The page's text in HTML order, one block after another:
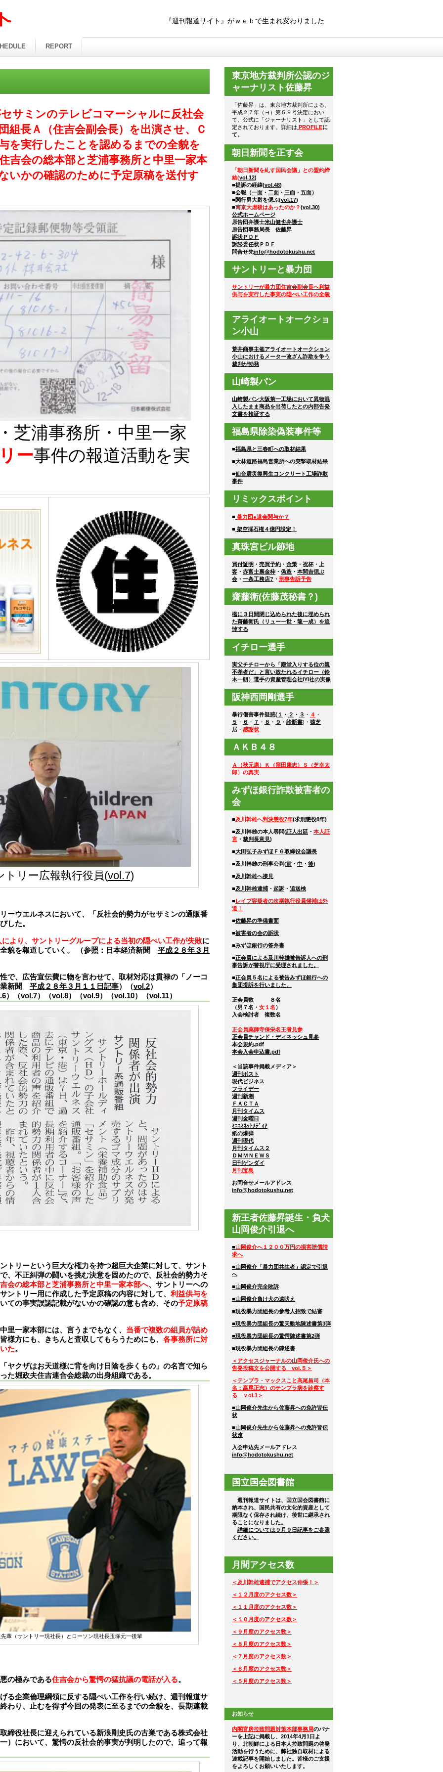
『週刊報道サイト』がｗｅｂで生まれ変わりました
サミンのテレビコマーシャルに反社会
組長Ａ（住吉会副会長）を出演させ、Ｃ
を実行したことを認めるまでの全貌を
会の総本部と芝浦事務所と中里一家本
いかの確認のために予定原稿を送付す
芝浦事務所・中里一家
ー事件の報道活動を実
トリー広報執行役員(vol.7)
ウエルネスにおいて、「反社会的勢力がセサミンの通販番
した。
より、サントリーグループによる当初の隠ぺい工作が失敗に
貌を報道していく。 （参照：日本経済新聞 平成２８年３月
、広告宣伝費に物を言わせて、取材対応は貫禄の「ノーコ
業新聞 平成２８年３月１１日記事）（vol.2）
）（vol.7）（vol.8）（vol.9）（vol.10）（vol.11）
リーという巨大な権力を持つ超巨大企業に対して、サント
、不正糾弾の闘いを挑む決意を固めたので、反社会的勢力そ
会の総本部と芝浦事務所と中里一家本部へ、サントリーへの
ントリー用に作成した予定原稿の内容に対して、 利益供与を
ての事実誤認記載がないかの確認の意も含め、その予定原稿
里一家本部には、言うまでもなく、 当番で複数の組員が詰め
様方にも、きちんと査収してもらうためにも、 各事務所に対
た。
クザはお天道様に背を向け日陰を歩くもの」の名言で知ら
た堀政夫住吉連合会総裁の出身組織である。
輩（サントリー現社長）とローソン現社長玉塚元一後輩
の極みである住吉会から驚愕の猛抗議の電話が入る。
企業倫理綱領に反する隠ぺい工作を行い続け、週刊報道サ
わり、止むを得ず今回の発表に至るまでの全貌を、長期連載
役社長に迎えられている新浪剛史氏の古巣である株式会社
）において、驚愕の反社会的事実が判明したので、追って報
REPORT
東京地方裁判所公認のジ
ャーナリスト佐藤昇
「佐藤昇」は、東京地方裁判所による、
平成２７年（ヨ）第５９号決定におい
て、公式に「ジャーナリスト」として認
定されております。詳細は PROFILEに
て。
朝日新聞を正す会
「朝日新聞を糺す国民会議」との盟約締
結(vol.12)
■提訴の経緯(vol.48)
■会報（一面 ・ 二面 ・ 三面 ・ 五面）
■関行男大尉を偲ぶ(vol.17)
■南京大虐殺はあったのか？(vol.30)
公式ホームページ
原告団弁護士米山健也弁護士
原告団事務局長 佐藤昇
訴状ＰＤＦ
訴訟委任状ＰＤＦ
問合せ先info@hodotokushu.net
サントリーと暴力団
サントリーが暴力団住吉会副会長へ利益
供与を実行した事実の隠ぺい工作の全貌
アライオートオークショ
ン小山
荒井商事主催アライオートオークション
小山におけるメーター改ざん詐欺を争う
裁判が勃発
山崎製パン
山崎製パン大阪第一工場において異物混
入したまま商品を出荷したとの内部告発
文書を検証する
福島県除染偽装事件等
■福島県と三春町への取材結果
■大林道路福島営業所への突撃取材結果
■仙台震災復興生コンクリート工場詐欺
事件
リミックスポイント
■ 暴力団●道会関与か？
■ 架空採石権４億円設定！
真珠宮ビル跡地
買付証明 ・ 売買予約 ・ 金策 ・ 祝杯・
上
客 ・ 赤富士裏金枠 ・ 偽造 ・ 本間吉偲ぶ
会 ・ 一条工務店? ・ 刑事告訴予告
齋藤衛(佐藤茂秘書？)
檻に３日間閉じ込められた後に埋められ
た齋藤衛氏（リュー一世・龍一成）を追
悼する
イチロー選手
実父チチローから「殿堂入りする位の親
不孝者だ」と言い放たれるイチロー（鈴
木一朗）選手の資産管理会社IYI社の実像
阪神西岡剛選手
暴行傷害事件疑惑( １ ・ ２ ・ ３ ・ ４ ・
５ ・ ６ ・ ７ ・ ８ ・ ９ ・ 診断書)・ 猿芝
居 ・ 感謝状
ＡＫＢ４８
Ａ（秋元康）Ｋ（窪田康志）Ｓ（芝幸太
郎）の真実
みずほ銀行詐欺被害者の
会
■及川幹雄へ判決懲役7年(求刑懲役8年)
■及川幹雄の本人尋問(証人出廷 ・ 本人証
言 ・ 裁判長意見)
■大田弘子みずほＦＧ取締役会議長
■及川幹雄の刑事公判(前 ・ 中 ・ 後)
■及川幹雄へ接見
■及川幹雄逮捕 ・ 起訴 ・ 追送検
■レイプ容疑者の次期執行役員候補は外
道！
■佐藤昇の準備書面
■被害者の会の訴状
■みずほ銀行の答弁書
■正会員による及川幹雄被告訴人への刑
事告訴が警視庁に受理されました。
■正会員５名による被告みずほ銀行への
集団提訴を行いました。
正会員数 ８名
（男７名・ 女１名）
入会検討者 複数名
正会員薬師寺保栄名王者見参
正会員チャンド・ディネッシュ見参
本会規約.pdf
本会入会申込書.pdf
＜当該事件掲載メディア＞
週刊ポスト
現代ビジネス
フライデー
週刊新潮
ＦＡＣＴＡ
月刊タイムス
週刊金曜日
ﾐﾆｺﾐﾈｯﾄﾒﾃﾞｨｱ
紙の爆弾
週刊現代
月刊タイムス２
ＤＭＭＮＥＷＳ
日刊ゲンダイ
月刊宝島
お問合せメールアドレス
info@hodotokushu.net
新王者佐藤昇誕生・負犬
山岡俊介引退へ
■山岡俊介へ１２００万円の損害賠償請
求へ
■山岡俊介「暴力団共生者」認定で引退
へ
■山岡俊介完全敗訴
■山岡俊介負け犬の遠吠え
■現役暴力団組長の参考人招致で結審
■現役暴力団組長の驚天動地陳述書第3弾
■現役暴力団組長の驚愕陳述書第2弾
■現役暴力団組長の陳述書
＜アクセスジャーナルの山岡俊介氏への
告発投稿文を公開する vol.５＞
＜テンプラ・マックスこと高尾昌司（本
名：高尾正志）のテンプラ病を診察す
る ｖol.1＞
■山岡俊介先生から佐藤昇への免許皆伝
状
■山岡俊介先生から佐藤昇への免許皆伝
状改
入会申込先メールアドレス
info@hodotokushu.net
国立国会図書館
週刊報道サイトは、国立国会図書館に
納本され、国民共有の文化的資産として
期限なく保存され続け、後世に継承され
ることになりました。
詳細については９月９日記事をご参照
ください。
月間アクセス数
＜及川幹雄逮捕でアクセス伸張！＞
＜１２月度のアクセス数＞
＜１１月度のアクセス数＞
＜１０月度のアクセス数＞
＜９月度のアクセス数＞
＜８月度のアクセス数＞
＜７月度のアクセス数＞
＜６月度のアクセス数＞
＜５月度のアクセス数＞
お知らせ
内閣官房拉致問題対策本部事務局のバナ
ーを上記に掲載し、2014年4月1日よ
り、北朝鮮による日本人拉致問題の啓発
活動を行うために、弊社独自取材による
連載記事を開始しました。皆様のご支援
をよろしくお願いいたします。